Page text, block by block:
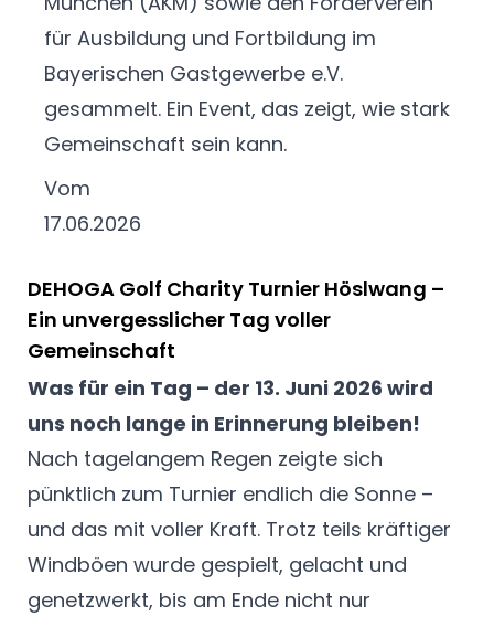
für Ausbildung und Fortbildung im
Bayerischen Gastgewerbe e.V.
gesammelt. Ein Event, das zeigt, wie stark
Gemeinschaft sein kann.
Vom
17.06.2026
DEHOGA Golf Charity Turnier Höslwang –
Ein unvergesslicher Tag voller
Gemeinschaft
Was für ein Tag – der 13. Juni 2026 wird
uns noch lange in Erinnerung bleiben!
Nach tagelangem Regen zeigte sich
pünktlich zum Turnier endlich die Sonne –
und das mit voller Kraft. Trotz teils kräftiger
Windböen wurde gespielt, gelacht und
genetzwerkt, bis am Ende nicht nur